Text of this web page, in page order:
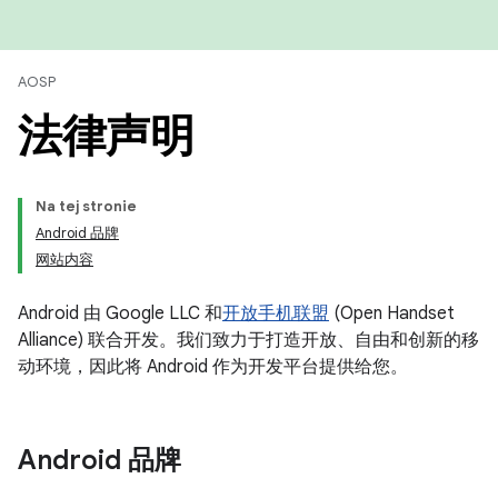
AOSP
法律声明
Na tej stronie
Android 品牌
网站内容
Android 由 Google LLC 和开放手机联盟 (Open Handset
Alliance) 联合开发。我们致力于打造开放、自由和创新的移
动环境，因此将 Android 作为开发平台提供给您。
Android 品牌